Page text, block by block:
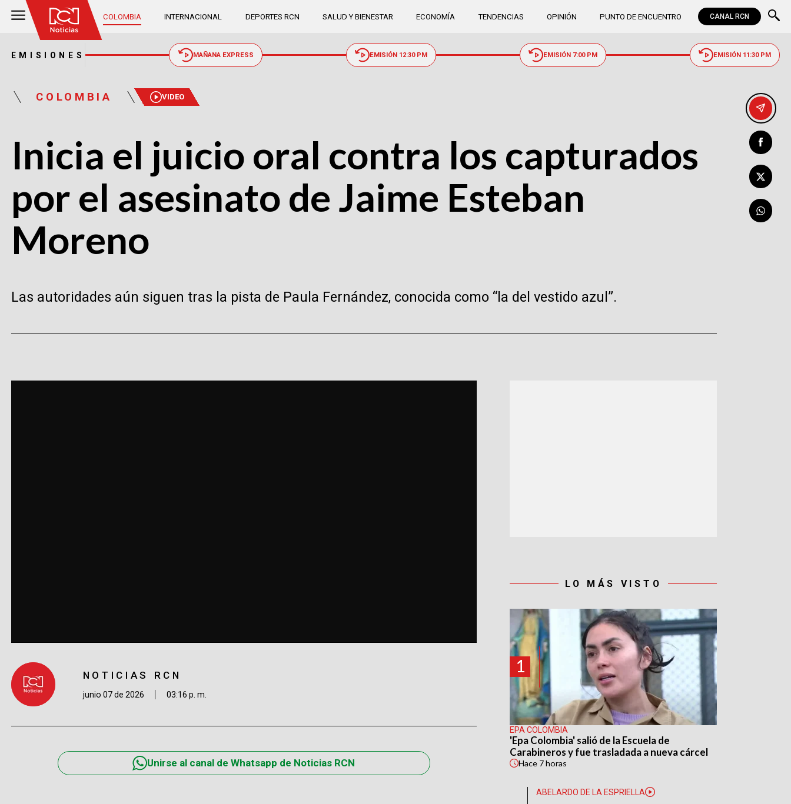
COLOMBIA INTERNACIONAL DEPORTES RCN SALUD Y BIENESTAR ECONOMÍA TENDENCIAS OPINIÓN PUNTO DE ENCUENTRO CANAL RCN
EMISIONES MAÑANA EXPRESS EMISIÓN 12:30 PM EMISIÓN 7:00 PM EMISIÓN 11:30 PM
COLOMBIA VIDEO
Inicia el juicio oral contra los capturados
por el asesinato de Jaime Esteban
Moreno
Las autoridades aún siguen tras la pista de Paula Fernández, conocida como “la del vestido azul”.
NOTICIAS RCN
junio 07 de 2026 03:16 p. m.
Unirse al canal de Whatsapp de Noticias RCN
LO MÁS VISTO
1
EPA COLOMBIA
'Epa Colombia' salió de la Escuela de
Carabineros y fue trasladada a nueva cárcel
Hace 7 horas
ABELARDO DE LA ESPRIELLA